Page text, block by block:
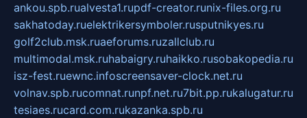
ankou.spb.rualvesta1.rupdf-creator.runix-files.org.ru
sakhatoday.ruelektrikersymboler.rusputnikyes.ru
golf2club.msk.ruaeforums.ruzallclub.ru
multimodal.msk.ruhabaigry.ruhaikko.rusobakopedia.ru
isz-fest.ruewnc.infoscreensaver-clock.net.ru
volnav.spb.rucomnat.runpf.net.ru7bit.pp.rukalugatur.ru
tesiaes.rucard.com.rukazanka.spb.ru